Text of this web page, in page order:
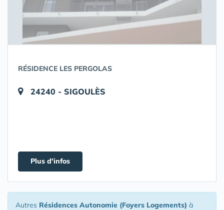
RÉSIDENCE LES PERGOLAS
24240 - SIGOULÈS
Plus d'infos
Autres Résidences Autonomie (Foyers Logements) à